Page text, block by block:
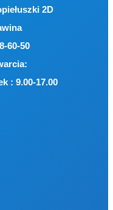
2D
60-50
: 9.00-17.00